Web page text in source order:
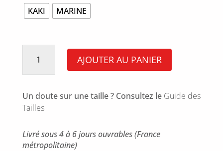
KAKI
MARINE
quantité
Coupe AJOUTER AU PANIER
Un doute sur une taille ? Consultez le Guide des
Tailles
Livré sous 4 à 6 jours ouvrables (France
métropolitaine)